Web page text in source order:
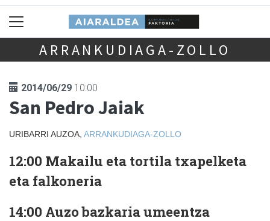
ARRANKUDIAGA-ZOLLO
2014/06/29 10:00
San Pedro Jaiak
URIBARRI AUZOA, ARRANKUDIAGA-ZOLLO
12:00 Makailu eta tortila txapelketa
eta falkoneria
14:00 Auzo bazkaria umeentza